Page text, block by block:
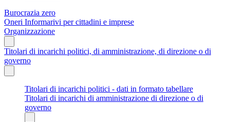
Burocrazia zero
Oneri Informarivi per cittadini e imprese
Organizzazione
Titolari di incarichi politici, di amministrazione, di direzione o di
governo
Titolari di incarichi politici - dati in formato tabellare
Titolari di incarichi di amministrazione di direzione o di
governo